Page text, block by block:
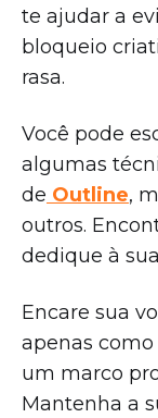
te ajudar a
bloqueio
rasa.
Você pode
algumas
de Outline,
outros.
dedique à
Encare sua
apenas
um marco
Mantenha a